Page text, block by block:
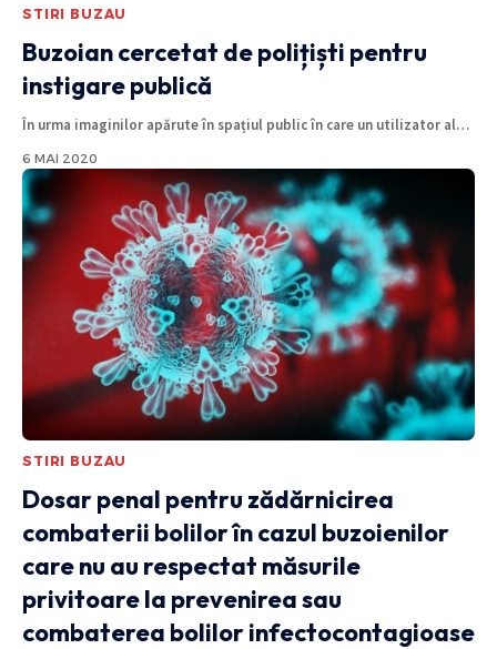
STIRI BUZAU
Buzoian cercetat de polițiști pentru
instigare publică
În urma imaginilor apărute în spațiul public în care un utilizator al…
6 MAI 2020
STIRI BUZAU
Dosar penal pentru zădărnicirea
combaterii bolilor în cazul buzoienilor
care nu au respectat măsurile
privitoare la prevenirea sau
combaterea bolilor infectocontagioase